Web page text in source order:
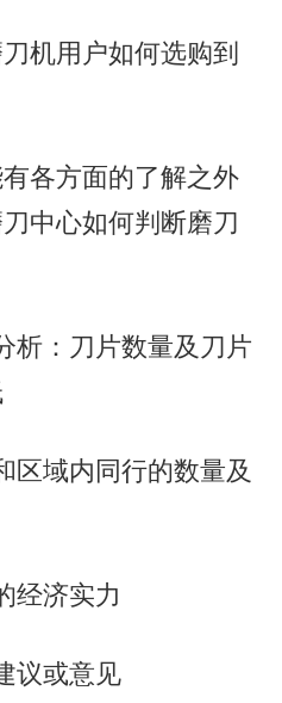
机用户如何选购到
各方面的了解之外
中心如何判断磨刀
析：刀片数量及刀片
区域内同行的数量及
经济实力
议或意见